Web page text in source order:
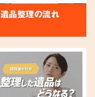
遺品整理の流れ